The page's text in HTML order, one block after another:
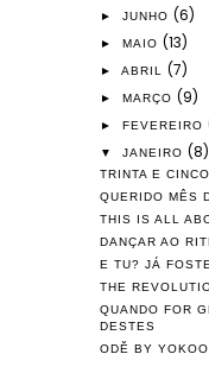
► JUNHO (6)
► MAIO (13)
► ABRIL (7)
► MARÇO (9)
► FEVEREIRO
▼ JANEIRO (8)
TRINTA E CINCO
QUERIDO MÊS
THIS IS ALL
DANÇAR AO
E TU? JÁ
THE
QUANDO FOR
DESTES
ODĔ BY